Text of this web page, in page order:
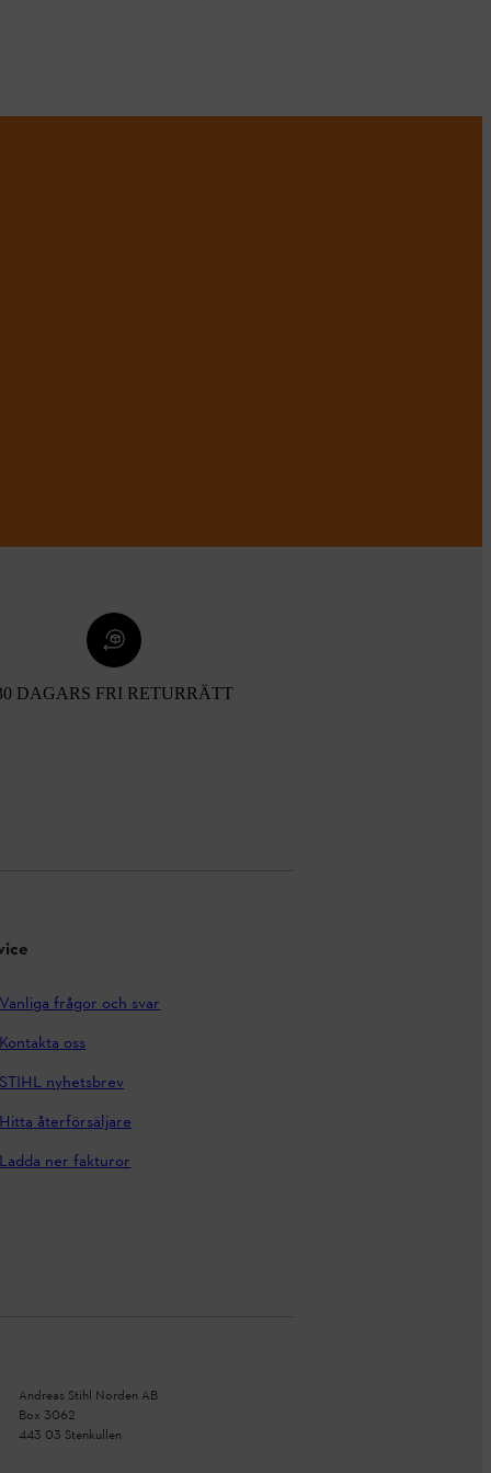
DAGARS FRI RETURRÄTT
Vanliga frågor och svar
Kontakta oss
STIHL nyhetsbrev
Hitta återförsäljare
Ladda ner fakturor
Andreas Stihl Norden AB
Box 3062
443 03 Stenkullen